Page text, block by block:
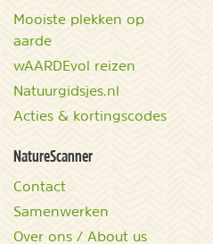
Mooiste plekken op
aarde
wAARDEvol reizen
Natuurgidsjes.nl
Acties & kortingscodes
NatureScanner
Contact
Samenwerken
Over ons / About us